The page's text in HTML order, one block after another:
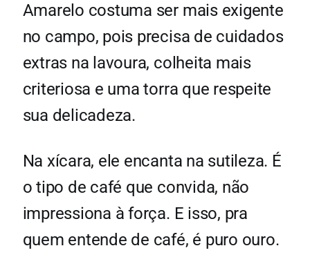
Amarelo costuma ser mais exigente
no campo, pois precisa de cuidados
extras na lavoura, colheita mais
criteriosa e uma torra que respeite
sua delicadeza.
Na xícara, ele encanta na sutileza. É
o tipo de café que convida, não
impressiona à força. E isso, pra
quem entende de café, é puro ouro.